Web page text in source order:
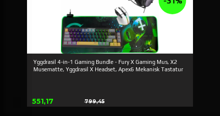
Yggdrasil 4-in-1 Gaming Bundle - Fury X Gaming Mus, X2
Musematte, Yggdrasil X Headset, Apex6 Mekanisk Tastatur
Tilbud
551,17 799,45
Rabat